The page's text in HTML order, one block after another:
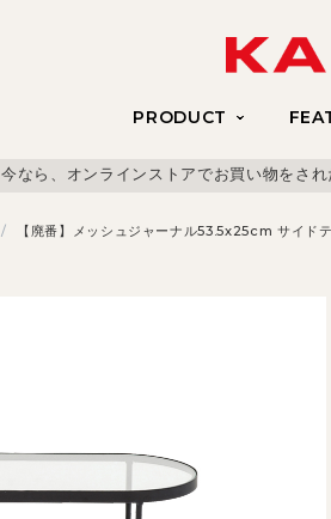
PRODUCT
今なら、オンラインストアでお買い物をさ
/ 【廃番】メッシュジャーナル53.5x25cm サイド